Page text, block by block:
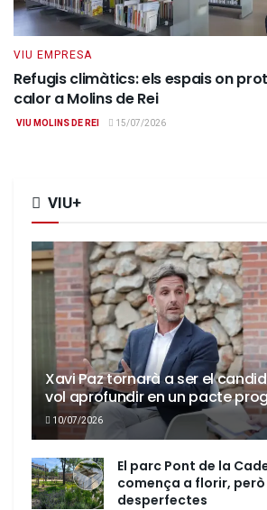
VIU EMPRESA
Refugis climàtics: els espais on
calor a Molins de Rei
VIU MOLINS DE REI 15/07/2026
VIU+
Xavi Paz tornarà a ser el
vol aprofundir en un pacte
10/07/2026
El parc Pont de la
comença a florir,
desperfectes